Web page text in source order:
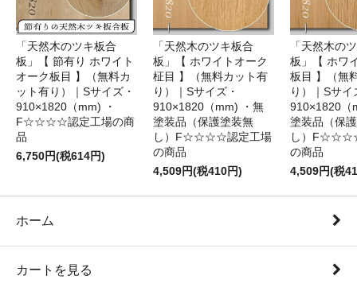
「天然木のツキ板合
板」【 節有り ホワイト
オーク板目 】（無料カ
ット有り）｜Sサイズ・
910×1820（mm) ・
F☆☆☆☆認定工場の商
品
6,750円(税614円)
「天然木のツキ板合
板」【 ホワイトオーク
柾目 】（無料カット有
り）｜Sサイズ・
910×1820（mm) ・無
塗装品（保護塗装無
し）F☆☆☆☆認定工場
の商品
4,509円(税410円)
「天然木の
板」【 ホワ
板目 】（無
り）｜Sサイ
910×1820（
塗装品（保
し）
の商品
4,509円(税
ホーム
カートを見る